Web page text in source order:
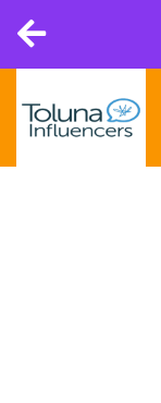
main
navigation